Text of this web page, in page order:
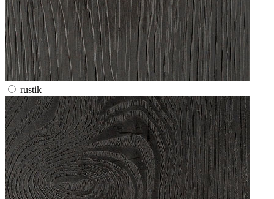
rustik